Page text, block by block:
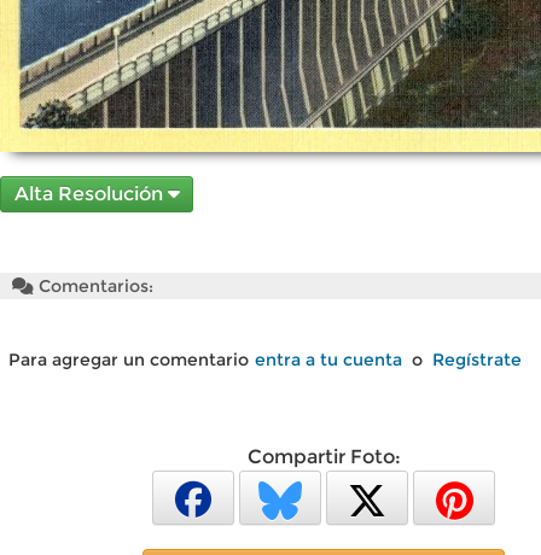
Alta Resolución
Comentarios:
Para agregar un comentario entra a tu cuenta o Regístrate
Compartir Foto: